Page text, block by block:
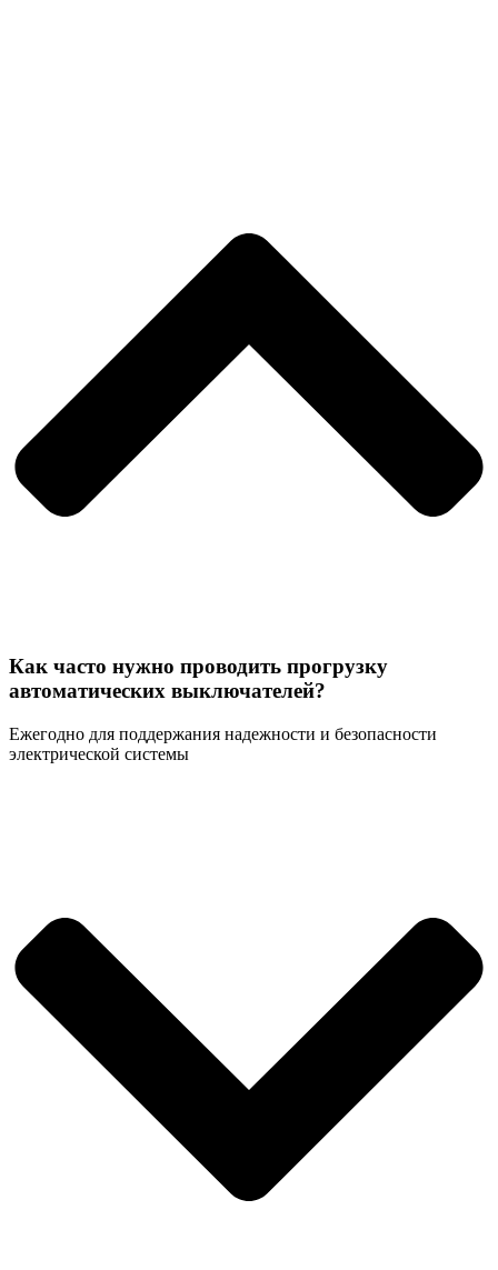
Как часто нужно проводить прогрузку
автоматических выключателей?
Ежегодно для поддержания надежности и безопасности
электрической системы